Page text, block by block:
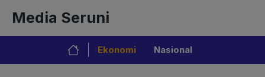
isi
Media Seruni
Ekonomi Nasional